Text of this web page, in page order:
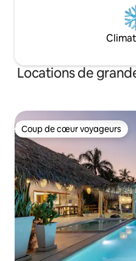
Locations de
Coup de cœur voyageurs
Coup de cœur voyageurs